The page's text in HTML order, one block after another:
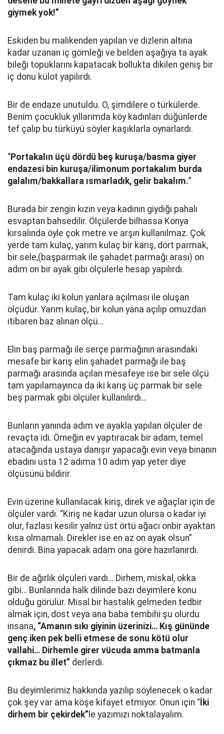
giymek yok!”
Eskiden bu malikenden yapılan ve dizlerin altına
kadar uzanan iç gömleği ve belden aşağıya ta ayak
bileği topuklarını kapatacak bollukta dikilen geniş bir
iç donu külot yapılırdı.
Bir de endaze unutuldu. O, şimdilere o türkülerde.
Benim çocukluk yıllarımda köy kadınları düğünlerde
tef çalıp bu türküyü söyler kaşıklarla oynarlardı.
“Portakalın üçü dördü beş kuruşa/basma giyer
endazesi bin kuruşa/ilimonum portakalım burda
galalım/bakkallara ısmarladık, gelir bakalım.”
Burada bir zengin kızın veya kadının giydiği pahalı
esvaptan bahsedilir. Ölçülerde bilhassa Konya
kırsalında öyle çok metre ve arşın kullanılmaz. Çok
yerde tam kulaç, yarım kulaç bir karış, dört parmak,
bir sele,(başparmak ile şahadet parmağı arası) on
adım on bir ayak gibi ölçülerle hesap yapılırdı.
Tam kulaç iki kolun yanlara açılması ile oluşan
ölçüdür. Yarım kulaç, bir kolun yana açılıp omuzdan
itibaren baz alınan ölçü…
Elin baş parmağı ile serçe parmağının arasındaki
mesafe bir karış elin şahadet parmağı ile baş
parmağı arasında açılan mesafeye ise bir sele ölçü
tam yapılamayınca da iki karış üç parmak bir sele
beş parmak gibi ölçüler kullanılırdı…
Bunların yanında adım ve ayakla yapılan ölçüler de
revaçta idi. Örneğin ev yaptıracak bir adam, temel
atacağında ustaya danışır yapacağı evin veya binanın
ebadını usta 12 adıma 10 adım yap yeter diye
ölçüsünü bildirir.
Evin üzerine kullanılacak kiriş, direk ve ağaçlar için de
ölçüler vardı. “Kiriş ne kadar uzun olursa o kadar iyi
olur, fazlası kesilir yalnız üst örtü ağacı onbir ayaktan
kısa olmamalı. Direkler ise en az on ayak olsun”
denirdi. Bina yapacak adam ona göre hazırlanırdı.
Bir de ağırlık ölçüleri vardı… Dirhem, miskal, okka
gibi… Bunlarında halk dilinde bazı deyimlere konu
olduğu görülür. Misal bir hastalık gelmeden tedbir
almak için, dost veya ana baba tembihi şu olurdu
insana, “Amanın sıkı giyinin üzerinizi… Kış gününde
genç iken pek belli etmese de sonu kötü olur
vallahi… Dirhemle girer vücuda amma batmanla
çıkmaz bu illet” derlerdi.
Bu deyimlerimiz hakkında yazılıp söylenecek o kadar
çok şey var ama köşe kifayet etmiyor. Onun için “ İki
dirhem bir çekirdek” le yazımızı noktalayalım.